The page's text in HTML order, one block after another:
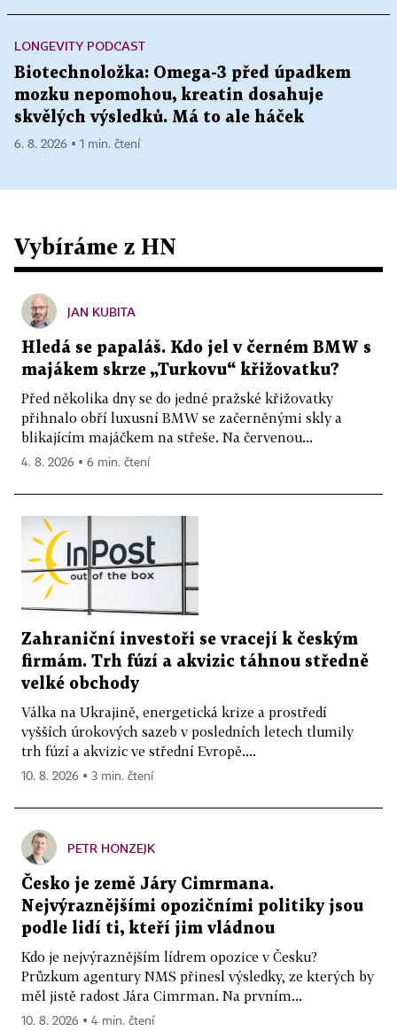
LONGEVITY PODCAST
Biotechnoložka: Omega-3 před úpadkem
mozku nepomohou, kreatin dosahuje
skvělých výsledků. Má to ale háček
6. 8. 2026 ▪ 1 min. čtení
Vybíráme z HN
JAN KUBITA
Hledá se papaláš. Kdo jel v černém BMW s
majákem skrze „Turkovu“ křižovatku?
Před několika dny se do jedné pražské křižovatky
přihnalo obří luxusní BMW se začerněnými skly a
blikajícím majáčkem na střeše. Na červenou...
4. 8. 2026 ▪ 6 min. čtení
Zahraniční investoři se vracejí k českým
firmám. Trh fúzí a akvizic táhnou středně
velké obchody
Válka na Ukrajině, energetická krize a prostředí
vyšších úrokových sazeb v posledních letech tlumily
trh fúzí a akvizic ve střední Evropě....
10. 8. 2026 ▪ 3 min. čtení
PETR HONZEJK
Česko je země Járy Cimrmana.
Nejvýraznějšími opozičními politiky jsou
podle lidí ti, kteří jim vládnou
Kdo je nejvýraznějším lídrem opozice v Česku?
Průzkum agentury NMS přinesl výsledky, ze kterých by
měl jistě radost Jára Cimrman. Na prvním...
10. 8. 2026 ▪ 4 min. čtení